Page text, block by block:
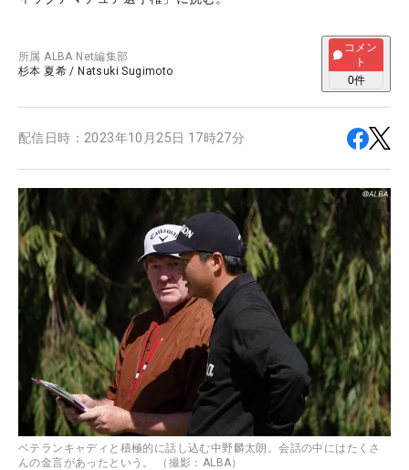
所属ALBA Net編集部
杉本 夏希 / Natsuki Sugimoto
コメン
ト
0件
配信日時： 2023年10月25日 17時27分
ベテランキャディと積極的に話し込む中野麟太朗。会話の中にはたくさ
んの金言があったという。 （撮影：ALBA）